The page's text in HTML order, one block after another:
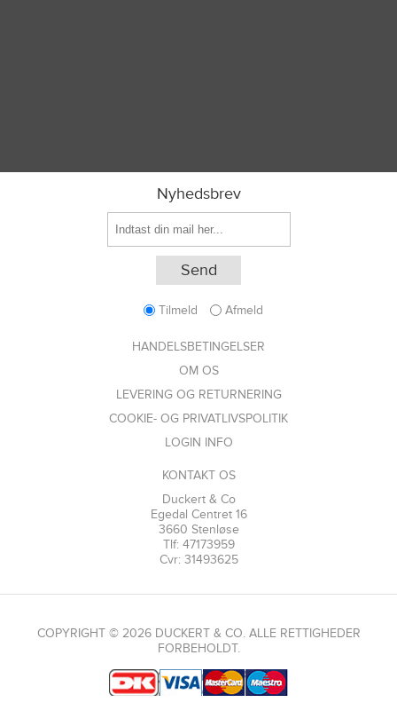
Nyhedsbrev
Tilmeld Afmeld
HANDELSBETINGELSER
OM OS
LEVERING OG RETURNERING
COOKIE- OG PRIVATLIVSPOLITIK
LOGIN INFO
KONTAKT OS
Duckert & Co
Egedal Centret 16
3660 Stenløse
Tlf: 47173959
Cvr: 31493625
COPYRIGHT © 2026 DUCKERT & CO. ALLE RETTIGHEDER
FORBEHOLDT.